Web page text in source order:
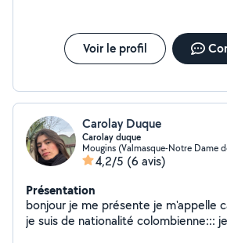
Voir le profil
Carolay Duque
Carolay duque
Mougins (Valmasque-Notre Dame
4,2/5 (6 avis)
Présentation
bonjour je me présente je m'appelle carolay
je suis de nationalité colombienne:::